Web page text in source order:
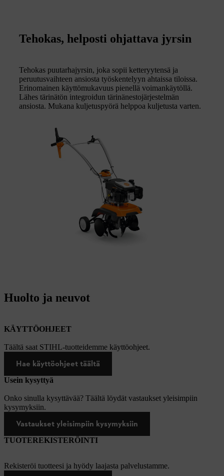
Tehokas, helposti ohjattava jyrsin
Tehokas puutarhajyrsin, joka sopii ketteryytensä ja
peruutusvaihteen ansiosta työskentelyyn ahtaissa tiloissa.
Erinomainen käyttömukavuus pienellä voimankäytöllä.
Lähes tärinätön integroidun tärinänestojärjestelmän
ansiosta. Mukana kuljetuspyörä helppoa kuljetusta varten.
Huolto ja neuvot
KÄYTTÖOHJEET
Täältä saat STIHL-tuotteidemme käyttöohjeet.
Hae käyttöohjeet täältä
Usein kysyttyä
Onko sinulla kysyttävää? Täältä löydät vastaukset yleisimpiin
kysymyksiin.
Vastaukset yleisimpiin kysymyksiin
TUOTEREKISTERÖINTI
Rekisteröi tuotteesi ja hyödy laajasta palvelustamme.